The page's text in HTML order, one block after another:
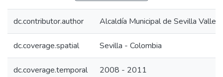
dc.contributor.author Alcaldía Municipal de Sevilla Valle
dc.coverage.spatial Sevilla - Colombia
dc.coverage.temporal 2008 - 2011